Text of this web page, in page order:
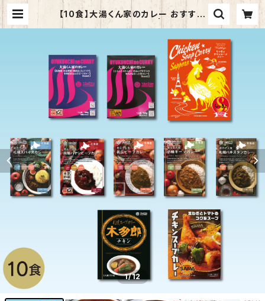
【10食】大湯くん家のカレー おすすめ
セットアップ（10種×1食）| 特製ステッ
選手 実家 | TANZEN公式ストア｜
北海道の美味しいレトルトスープカレ
ー・ルーカレー
1/12